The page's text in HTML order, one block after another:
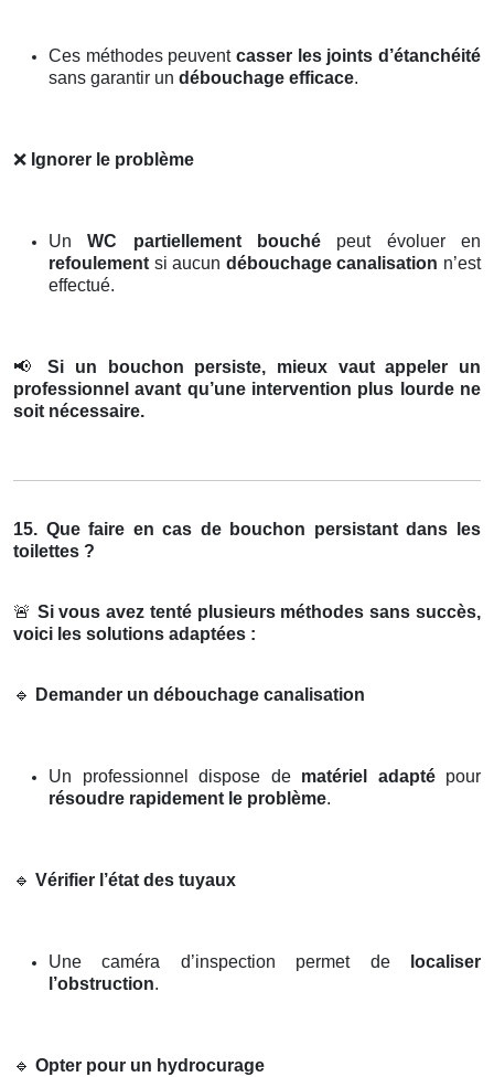
Ces méthodes peuvent casser les joints d’étanchéité
sans garantir un débouchage efficace.
❌ Ignorer le problème
UnWC partiellement bouché peut évoluer en
refoulement si aucun débouchage canalisation n’est
effectué.
📢
Si un bouchon persiste, mieux vaut appeler un
professionnel avant qu’une intervention plus lourde ne
soit nécessaire.
15. Que faire en cas de bouchon persistant dans les
toilettes ?
🚨 Si vous avez tenté plusieurs méthodes sans succès,
voici les solutions adaptées :
🔹 Demander un débouchage canalisation
Un professionnel dispose de matériel adaptépour
résoudre rapidement le problème.
🔹 Vérifier l’état des tuyaux
Une caméra d’inspection permet de
localiser
l’obstruction.
🔹 Opter pour un hydrocurage